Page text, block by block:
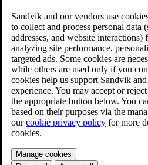
Sandvik and our vendors use
to collect and process personal data
addresses, and website interactions)
analyzing site performance,
targeted ads. Some cookies are
while others are used only if you
cookies help us support Sandvik
experience. You may accept or
the appropriate button below. You
based on their purposes via the
ourcookie privacy policy for more
cookies.
Manage cookies